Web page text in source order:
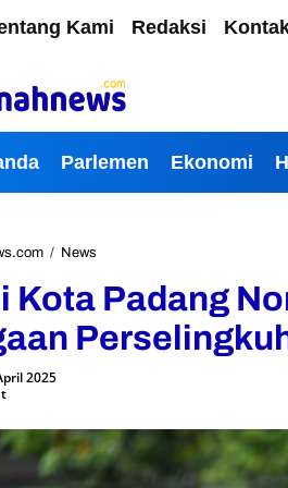
Kami Redaksi
Parlemen Ekonomi
/ News
K
P
d
Kota Padang
2025